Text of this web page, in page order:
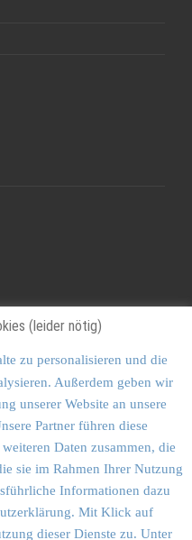
(leider nötig)
zu personalisieren und die
Außerdem geben wir
unserer Website an unsere
Partner führen diese
Daten zusammen, die
sie im Rahmen Ihrer Nutzung
Informationen dazu
Mit Klick auf
dieser Dienste zu. Unter